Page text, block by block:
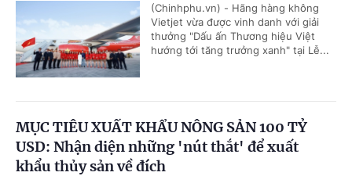
(Chinhphu.vn) - Hãng hàng không
Vietjet vừa được vinh danh với giải
thưởng "Dấu ấn Thương hiệu Việt
hướng tới tăng trưởng xanh" tại Lễ...
MỤC TIÊU XUẤT KHẨU NÔNG SẢN 100 TỶ
USD: Nhận diện những 'nút thắt' để xuất
khẩu thủy sản về đích